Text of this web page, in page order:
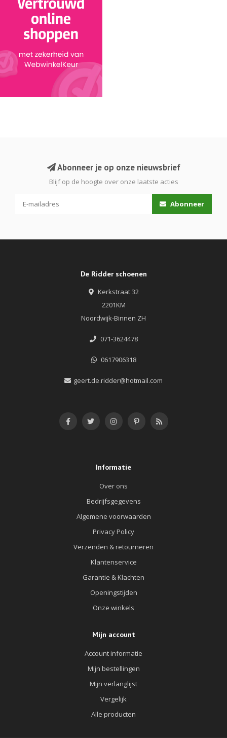
Abonneer je op onze nieuwsbrief
Blijf op de hoogte over onze laatste acties
Abonneer
De Ridder schoenen
Kerkstraat 32
2201KM
Noordwijk-Binnen ZH
071-3624478
0617906318
geert.de.ridder@hotmail.com
Informatie
Over ons
Bedrijfsgegevens
Algemene voorwaarden
Privacy Policy
Verzenden & retourneren
Klantenservice
Garantie & Klachten
Openingstijden
Onze winkels
Mijn account
Account informatie
Mijn bestellingen
Mijn verlanglijst
Vergelijk
Alle producten